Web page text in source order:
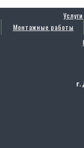
Услуги
Монтажные работы